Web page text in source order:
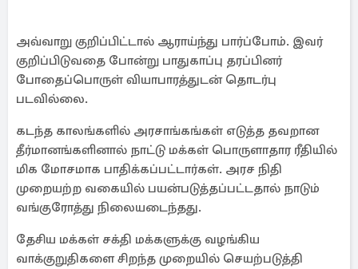
அவ்வாறு குறிப்பிட்டால் ஆராய்ந்து பார்ப்போம். இவர்
குறிப்பிடுவதை போன்று பாதுகாப்பு தரப்பினர்
போதைப்பொருள் வியாபாரத்துடன் தொடர்பு
படவில்லை.
கடந்த காலங்களில் அரசாங்கங்கள் எடுத்த தவறான
தீர்மானங்களினால் நாட்டு மக்கள் பொருளாதார ரீதியில்
மிக மோசமாக பாதிக்கப்பட்டார்கள். அரச நிதி
முறையற்ற வகையில் பயன்படுத்தப்பட்டதால் நாடும்
வங்குரோத்து நிலையடைந்தது.
தேசிய மக்கள் சக்தி மக்களுக்கு வழங்கிய
வாக்குறுதிகளை சிறந்த முறையில் செயற்படுத்தி